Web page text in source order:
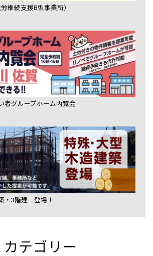
継続支援B型事業所）
グループホーム内覧会
・3階建 登場！
カテゴリー